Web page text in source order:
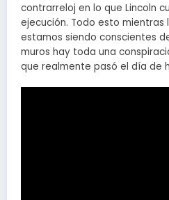
contrarreloj en lo que Lincoln
ejecución. Todo esto mientras
estamos siendo conscientes
muros hay toda una
que realmente pasó el día de